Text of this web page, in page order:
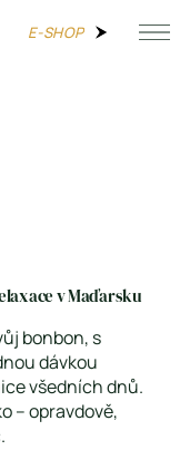
Kontakt
E-SHOP
v Maďarsku
bonbon, s
dávkou
všedních dnů.
– opravdově,